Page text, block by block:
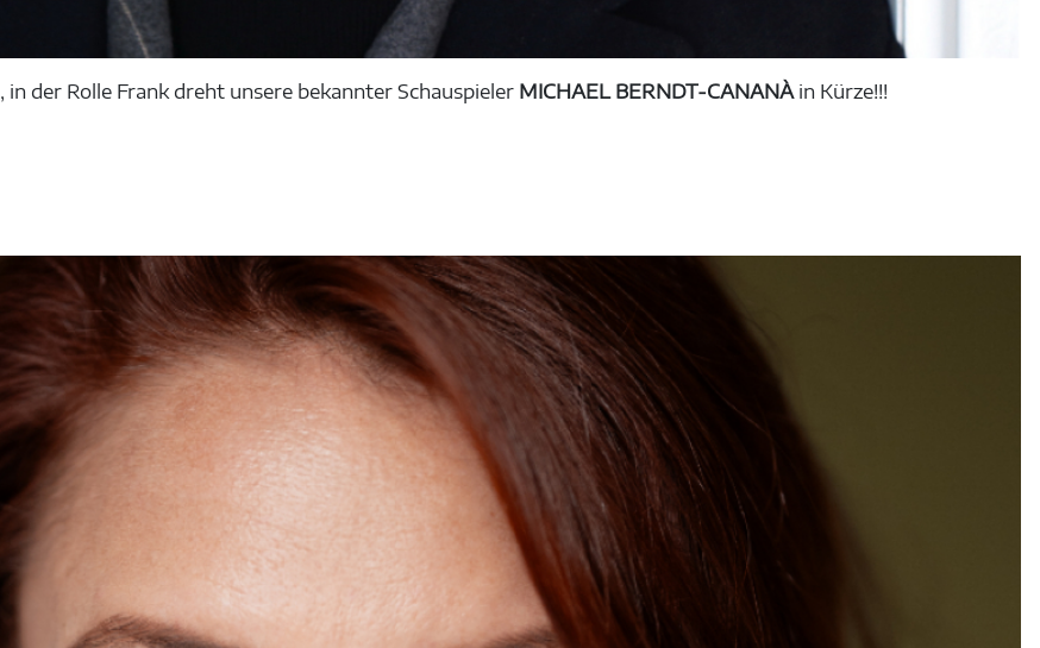
, in der Rolle Frank dreht unsere bekannter Schauspieler MICHAEL BERNDT-CANANÀ in Kürze!!!